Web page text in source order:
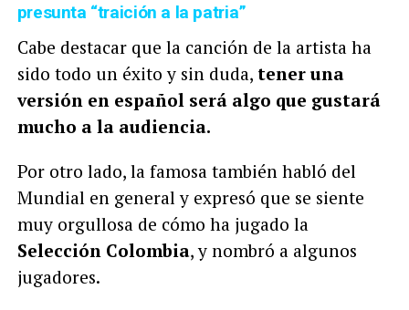
presunta “traición a la patria”
Cabe destacar que la canción de la artista ha
sido todo un éxito y sin duda, tener una
versión en español será algo que gustará
mucho a la audiencia.
Por otro lado, la famosa también habló del
Mundial en general y expresó que se siente
muy orgullosa de cómo ha jugado la
Selección Colombia, y nombró a algunos
jugadores.